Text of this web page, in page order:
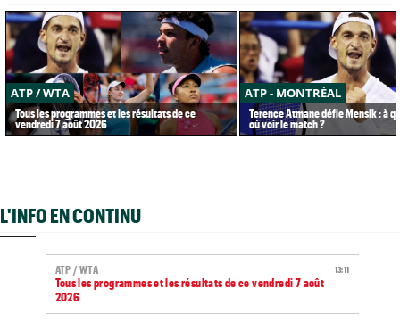
ATP / WTA
Tous les programmes et les résultats de ce
vendredi 7 août 2026
ATP - MONTRÉAL
Terence Atmane défie Mensik : à
où voir le match ?
L'INFO EN CONTINU
13:11
ATP / WTA
Tous les programmes et les résultats de ce vendredi 7 août
2026